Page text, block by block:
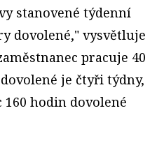
stanovené týdenní
dovolené," vysvětluje
pracuje 40
je čtyři týdny,
hodin dovolené